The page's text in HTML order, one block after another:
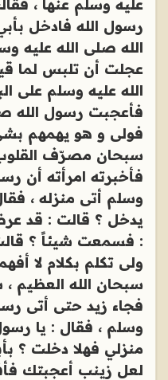
عليه وسلم عنها ،
رسول الله فادخل
الله صلى الله عليه
عجلت أن تلبس لما
الله عليه وسلم على
فأعجبت رسول الله
فولى و هو يهمهم
سبحان مصرّف القلوب
فأخبرته امرأته أن
وسلم أتى منزله ،
يدخل ؟ قالت : قد
: فسمعت شيئاً ؟
ولى تكلم بكلام لا
سبحان الله العظيم
فجاء زيد حتى أتى
وسلم ، فقال : يا
منزلي فهلا دخلت ؟
لعل زينب أعجبتك